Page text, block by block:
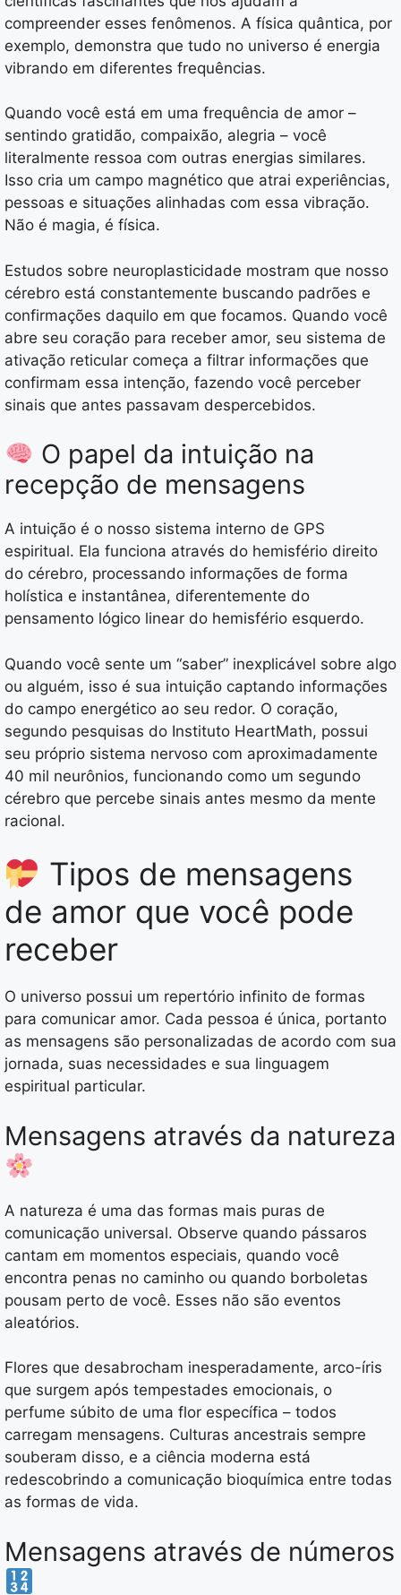
compreender esses fenômenos. A física quântica, por
exemplo, demonstra que tudo no universo é energia
vibrando em diferentes frequências.
Quando você está em uma frequência de amor –
sentindo gratidão, compaixão, alegria – você
literalmente ressoa com outras energias similares.
Isso cria um campo magnético que atrai experiências,
pessoas e situações alinhadas com essa vibração.
Não é magia, é física.
Estudos sobre neuroplasticidade mostram que nosso
cérebro está constantemente buscando padrões e
confirmações daquilo em que focamos. Quando você
abre seu coração para receber amor, seu sistema de
ativação reticular começa a filtrar informações que
confirmam essa intenção, fazendo você perceber
sinais que antes passavam despercebidos.
O papel da intuição na
recepção de mensagens
A intuição é o nosso sistema interno de GPS
espiritual. Ela funciona através do hemisfério direito
do cérebro, processando informações de forma
holística e instantânea, diferentemente do
pensamento lógico linear do hemisfério esquerdo.
Quando você sente um “saber” inexplicável sobre algo
ou alguém, isso é sua intuição captando informações
do campo energético ao seu redor. O coração,
segundo pesquisas do Instituto HeartMath, possui
seu próprio sistema nervoso com aproximadamente
40 mil neurônios, funcionando como um segundo
cérebro que percebe sinais antes mesmo da mente
racional.
Tipos de mensagens
de amor que você pode
receber
O universo possui um repertório infinito de formas
para comunicar amor. Cada pessoa é única, portanto
as mensagens são personalizadas de acordo com sua
jornada, suas necessidades e sua linguagem
espiritual particular.
Mensagens através da natureza
A natureza é uma das formas mais puras de
comunicação universal. Observe quando pássaros
cantam em momentos especiais, quando você
encontra penas no caminho ou quando borboletas
pousam perto de você. Esses não são eventos
aleatórios.
Flores que desabrocham inesperadamente, arco-íris
que surgem após tempestades emocionais, o
perfume súbito de uma flor específica – todos
carregam mensagens. Culturas ancestrais sempre
souberam disso, e a ciência moderna está
redescobrindo a comunicação bioquímica entre todas
as formas de vida.
Mensagens através de números